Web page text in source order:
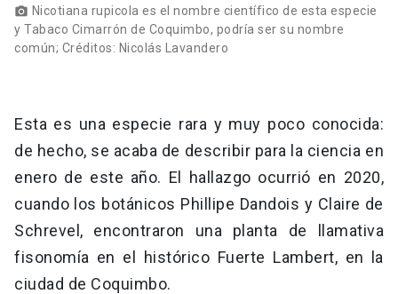
photo_camera Nicotiana rupicola es el nombre científico de esta especie
y Tabaco Cimarrón de Coquimbo, podría ser su nombre
común; Créditos: Nicolás Lavandero
Esta es una especie rara y muy poco conocida:
de hecho, se acaba de describir para la ciencia en
enero de este año. El hallazgo ocurrió en 2020,
cuando los botánicos Phillipe Dandois y Claire de
Schrevel, encontraron una planta de llamativa
fisonomía en el histórico Fuerte Lambert, en la
ciudad de Coquimbo.